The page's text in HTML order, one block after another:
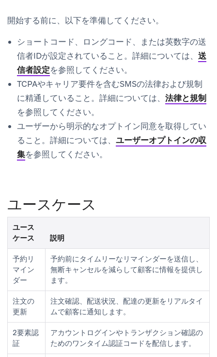
開始する前に、以下を準備してください。
ショートコード、ロングコード、または英数字の送
信者IDが設定されていること。詳細については、 送
信者設定を参照してください。
TCPAやキャリア要件を含むSMSの法律および規制
に精通していること。詳細については、 法律と規制
を参照してください。
ユーザーから明示的なオプトイン同意を取得してい
ること。詳細については、 ユーザーオプトインの収
集を参照してください。
ユースケース
ユース
ケース
説明
予約リ
マイン
ダー
予約前にタイムリーなリマインダーを送信し、
無断キャンセルを減らして顧客に情報を提供し
ます。
注文の
更新
注文確認、配送状況、配達の更新をリアルタイ
ムで顧客に通知します。
2要素認
証
アカウントログインやトランザクション確認の
ためのワンタイム認証コードを配信します。